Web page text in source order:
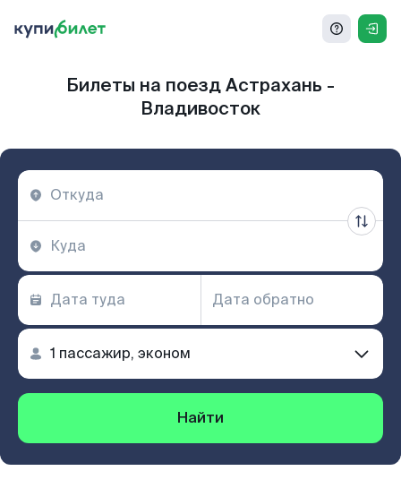
Билеты на поезд Астрахань -
Владивосток
Найти